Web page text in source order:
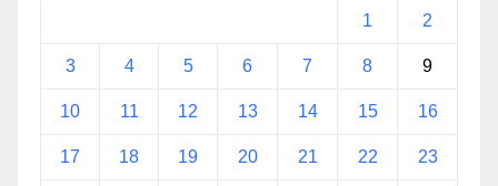
1 2
3 4 5 6 7 8 9
10 11 12 13 14 15 16
17 18 19 20 21 22 23